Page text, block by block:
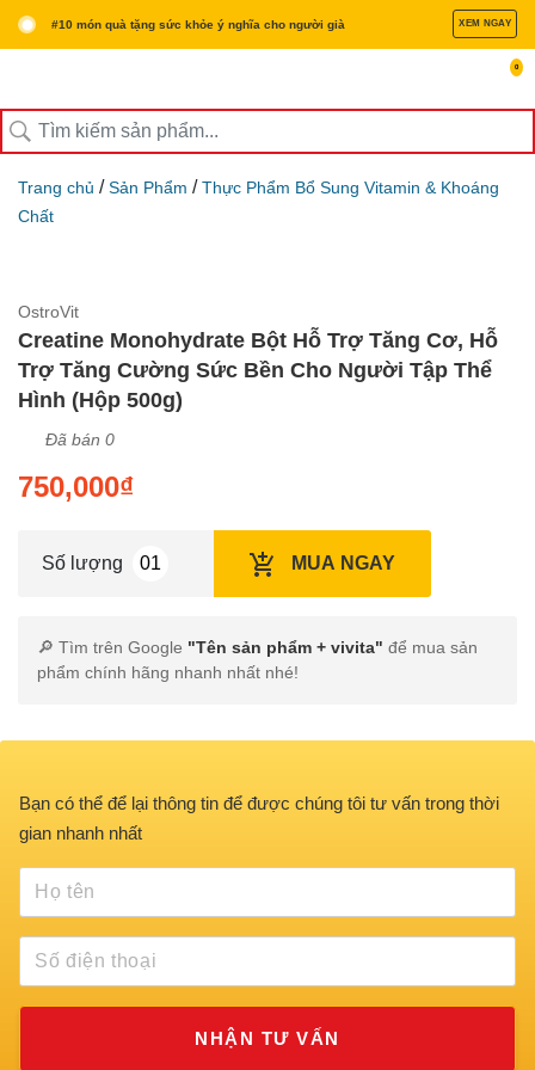
#10 món quà tặng sức khỏe ý nghĩa cho người già XEM NGAY
0
Trang chủ /Sản Phẩm /Thực Phẩm Bổ Sung Vitamin & Khoáng
Chất
OstroVit
Creatine Monohydrate Bột Hỗ Trợ Tăng Cơ, Hỗ
Trợ Tăng Cường Sức Bền Cho Người Tập Thể
Hình (Hộp 500g)
Đã bán 0
750,000₫
Số lượng MUA NGAY
🔎 Tìm trên Google "Tên sản phẩm + vivita" để mua sản
phẩm chính hãng nhanh nhất nhé!
Bạn có thể để lại thông tin để được chúng tôi tư vấn trong thời
gian nhanh nhất